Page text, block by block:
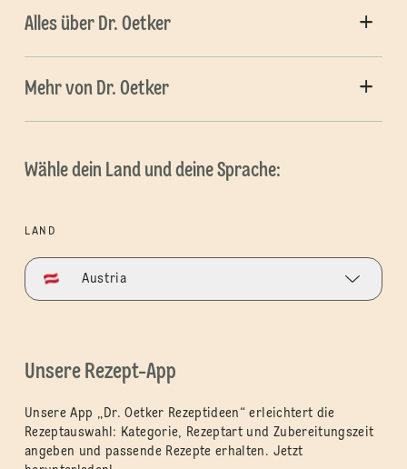
Alles über Dr. Oetker
Mehr von Dr. Oetker
Wähle dein Land und deine Sprache:
LAND
Austria
Unsere Rezept-App
Unsere App „Dr. Oetker Rezeptideen“ erleichtert die
Rezeptauswahl: Kategorie, Rezeptart und Zubereitungszeit
angeben und passende Rezepte erhalten. Jetzt